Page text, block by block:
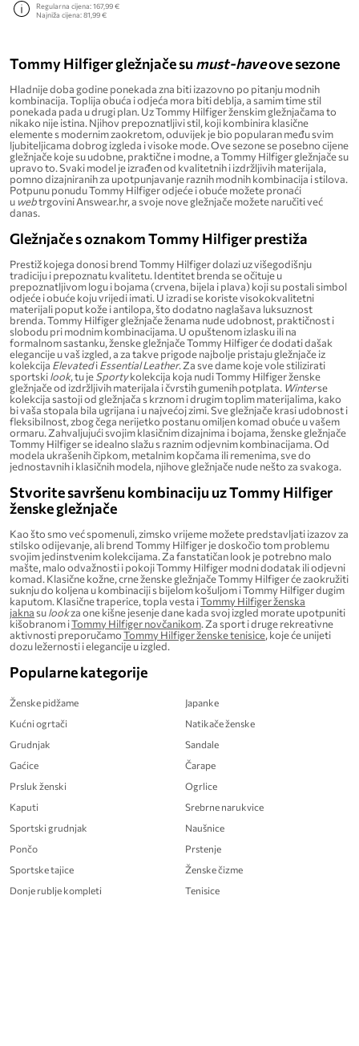
Regularna cijena:167,99 €
Najniža cijena:81,99 €
Tommy Hilfiger gležnjače su must-haveove sezone
Hladnije doba godine ponekada zna biti izazovno po pitanju modnih
kombinacija. Toplija obuća i odjeća mora biti deblja, a samim time stil
ponekada pada u drugi plan. Uz Tommy Hilfiger ženskim gležnjačama to
nikako nije istina. Njihov prepoznatljivi stil, koji kombinira klasične
elemente s modernim zaokretom, oduvijek je bio popularan među svim
ljubiteljicama dobrog izgleda i visoke mode. Ove sezone se posebno cijene
gležnjače koje su udobne, praktične i modne, a Tommy Hilfiger gležnjače su
upravo to. Svaki model je izrađen od kvalitetnih i izdržljivih materijala,
pomno dizajniranih za upotpunjavanje raznih modnih kombinacija i stilova.
Potpunu ponudu Tommy Hilfiger odjeće i obuće možete pronaći
u webtrgovini Answear.hr, a svoje nove gležnjače možete naručiti već
danas.
Gležnjače s oznakom Tommy Hilfiger prestiža
Prestiž kojega donosi brend Tommy Hilfiger dolazi uz višegodišnju
tradiciju i prepoznatu kvalitetu. Identitet brenda se očituje u
prepoznatljivom logu i bojama (crvena, bijela i plava) koji su postali simbol
odjeće i obuće koju vrijedi imati. U izradi se koriste visokokvalitetni
materijali poput kože i antilopa, što dodatno naglašava luksuznost
brenda. Tommy Hilfiger gležnjače ženama nude udobnost, praktičnost i
slobodu pri modnim kombinacijama. U opuštenom izlasku ili na
formalnom sastanku, ženske gležnjače Tommy Hilfiger će dodati dašak
elegancije u vaš izgled, a za takve prigode najbolje pristaju gležnjače iz
kolekcija ElevatediEssentialLeather. Za sve dame koje vole stilizirati
sportskilook, tu jeSportykolekcija koja nudi Tommy Hilfiger ženske
gležnjače od izdržljivih materijala i čvrstih gumenih potplata. Winterse
kolekcija sastoji od gležnjača s krznom i drugim toplim materijalima, kako
bi vaša stopala bila ugrijana i u najvećoj zimi. Sve gležnjače krasi udobnost i
fleksibilnost, zbog čega nerijetko postanu omiljen komad obuće u vašem
ormaru. Zahvaljujući svojim klasičnim dizajnima i bojama, ženske gležnjače
Tommy Hilfiger se idealno slažu s raznim odjevnim kombinacijama. Od
modela ukrašenih čipkom, metalnim kopčama ili remenima, sve do
jednostavnih i klasičnih modela, njihove gležnjače nude nešto za svakoga.
Stvorite savršenu kombinaciju uz Tommy Hilfiger
ženske gležnjače
Kao što smo već spomenuli, zimsko vrijeme možete predstavljati izazov za
stilsko odijevanje, ali brend Tommy Hilfiger je doskočio tom problemu
svojim jedinstvenim kolekcijama. Za fanstatičan look je potrebno malo
mašte, malo odvažnosti i pokoji Tommy Hilfiger modni dodatak ili odjevni
komad. Klasične kožne, crne ženske gležnjače Tommy Hilfiger će zaokružiti
suknju do koljena u kombinaciji s bijelom košuljom i Tommy Hilfiger dugim
kaputom. Klasične traperice, topla vesta iTommy Hilfiger ženska
jaknasulookza one kišne jesenje dane kada svoj izgled morate upotpuniti
kišobranom iTommy Hilfiger novčanikom. Za sport i druge rekreativne
aktivnosti preporučamoTommy Hilfiger ženske tenisice, koje će unijeti
dozu ležernosti i elegancije u izgled.
Popularne kategorije
Ženske pidžame
Kućni ogrtači
Grudnjak
Gaćice
Prsluk ženski
Kaputi
Sportski grudnjak
Pončo
Sportske tajice
Donje rublje kompleti
Japanke
Natikače ženske
Sandale
Čarape
Ogrlice
Srebrne narukvice
Naušnice
Prstenje
Ženske čizme
Tenisice